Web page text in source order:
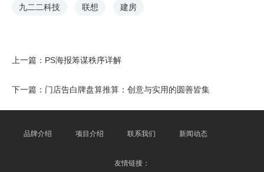
九二二科技 联想 建房
上一篇： PS海报筹谋秩序详解
下一篇： 门店告白牌盘算推算：创意与实用的圆善皆集
品牌介绍 项目介绍 联系我们 新闻动态
友情链接：